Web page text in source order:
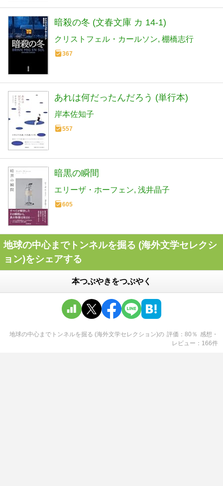
暗殺の冬 (文春文庫 カ 14-1)
クリストフェル・カールソン 棚橋志行
367
あれは何だったんだろう (単行本)
岸本佐知子
557
暗黒の瞬間
エリーザ・ホーフェン 浅井晶子
605
地球の中心までトンネルを掘る (海外文学セレクシ
ョン)をシェアする
本つぶやきをつぶやく
地球の中心までトンネルを掘る (海外文学セレクション)の 評価 80 ％ 感想・
レビュー
166件